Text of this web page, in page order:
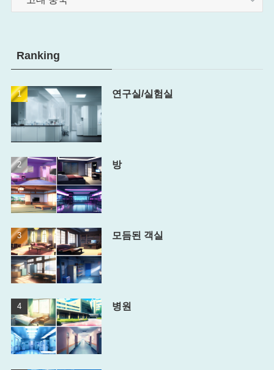
Ranking
연구실/실험실
방
모듬된 객실
병원